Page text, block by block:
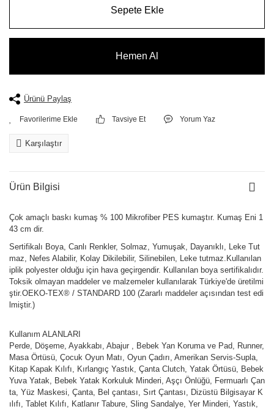
Sepete Ekle
Hemen Al
Ürünü Paylaş
Tavsiye Et Yorum Yaz
Karşılaştır
Ürün Bilgisi
Çok amaçlı baskı kumaş % 100 Mikrofiber PES kumaştır. Kumaş Eni 1
43 cm dir.
Sertifikalı Boya, Canlı Renkler, Solmaz, Yumuşak, Dayanıklı, Leke Tut
maz, Nefes Alabilir, Kolay Dikilebilir, Silinebilen, Leke tutmaz.Kullanılan
iplik polyester olduğu için hava geçirgendir. Kullanılan boya sertifikalıdır.
Toksik olmayan maddeler ve malzemeler kullanılarak Türkiye'de üretilmi
ştir.OEKO-TEX® / STANDARD 100 (Zararlı maddeler açısından test edi
lmiştir.)
Kullanım ALANLARI
Perde, Döşeme, Ayakkabı, Abajur , Bebek Yan Koruma ve Pad, Runner,
Masa Örtüsü, Çocuk Oyun Matı, Oyun Çadırı, Amerikan Servis-Supla,
Kitap Kapak Kılıfı, Kırlangıç Yastık, Çanta Clutch, Yatak Örtüsü, Bebek
Yuva Yatak, Bebek Yatak Korkuluk Minderi, Aşçı Önlüğü, Fermuarlı Çan
ta, Yüz Maskesi, Çanta, Bel çantası, Sırt Çantası, Dizüstü Bilgisayar K
ılıfı, Tablet Kılıfı, Katlanır Tabure, Sling Sandalye, Yer Minderi, Yastık,